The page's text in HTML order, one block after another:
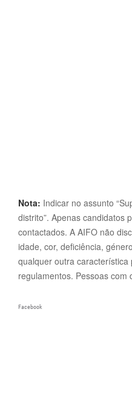
Nota: Indicar no assunto
distrito”. Apenas candidatos
contactados. A AIFO não
idade, cor, deficiência,
qualquer outra característica
regulamentos. Pessoas com
Facebook